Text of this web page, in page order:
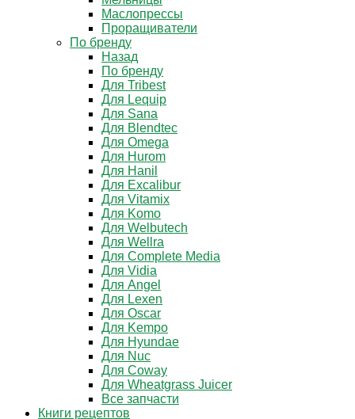
Маслопрессы
Проращиватели
По бренду
Назад
По бренду
Для Tribest
Для Lequip
Для Sana
Для Blendtec
Для Omega
Для Hurom
Для Hanil
Для Excalibur
Для Vitamix
Для Komo
Для Welbutech
Для Wellra
Для Complete Media
Для Vidia
Для Angel
Для Lexen
Для Oscar
Для Kempo
Для Hyundae
Для Nuc
Для Coway
Для Wheatgrass Juicer
Все запчасти
Книги рецептов